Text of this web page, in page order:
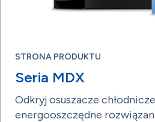
STRONA PRODUKTU
Seria MDX
Odkryj osuszacze
energooszczędne